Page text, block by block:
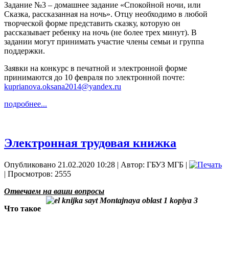
Задание №3 – домашнее задание «Спокойной ночи, или
Сказка, рассказанная на ночь». Отцу необходимо в любой
творческой форме представить сказку, которую он
рассказывает ребенку на ночь (не более трех минут). В
задании могут принимать участие члены семьи и группа
поддержки.
Заявки на конкурс в печатной и электронной форме
принимаются до 10 февраля по электронной почте:
kuprianova.oksana2014@yandex.ru
подробнее...
Электронная трудовая книжка
Опубликовано 21.02.2020 10:28 | Автор: ГБУЗ МГБ |
| Просмотров: 2555
Отвечаем на ваши вопросы
Что такое